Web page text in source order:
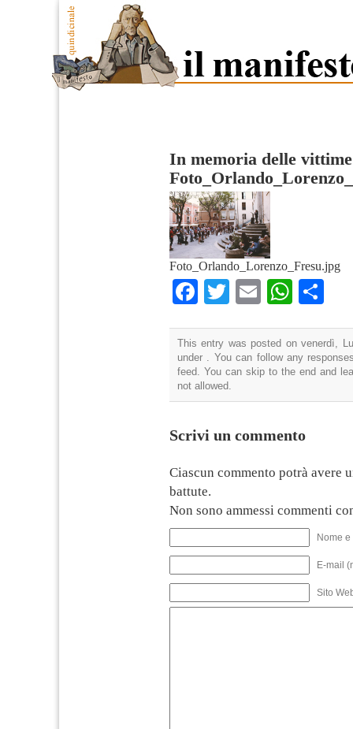
In memoria delle
Foto_Orlando_Lorenzo_Fresu.jpg
Facebook
TwitterEmail
This entry was posted on venerdì,
under . You can follow any
feed. You can skip to the end and
not allowed.
Scrivi un commento
Ciascun commento potrà avere
battute.
Non sono ammessi commenti
Nome
E-mail
Sito